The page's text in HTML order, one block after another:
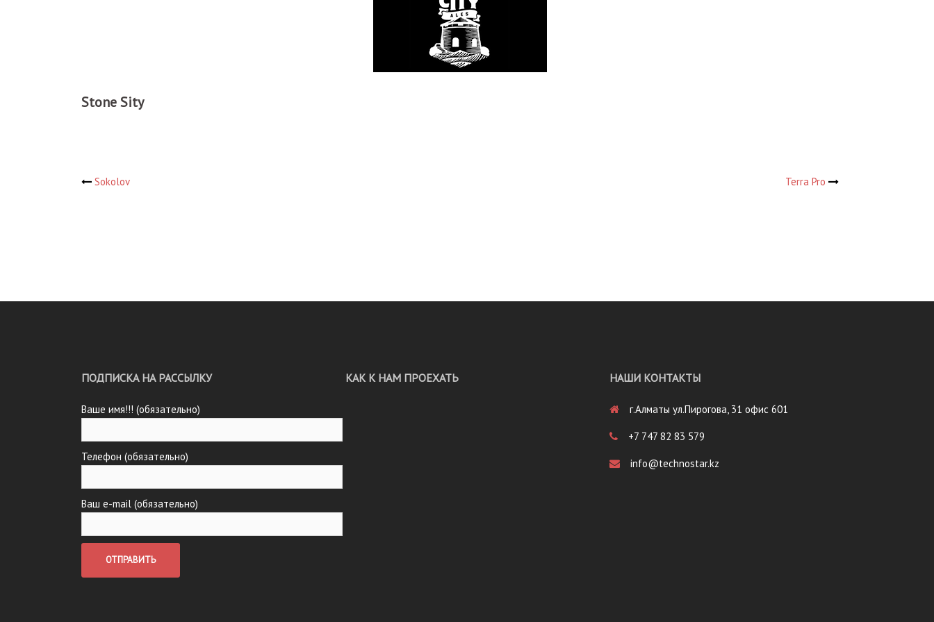
Stone Sity
Навигация
Sokolov Terra Pro
ПОДПИСКА НА РАССЫЛКУ
Ваше имя!!! (обязательно)
Телефон (обязательно)
Ваш e-mail (обязательно)
КАК К НАМ ПРОЕХАТЬ НАШИ КОНТАКТЫ
г.Алматы ул.Пирогова, 31 офис 601
+7 747 82 83 579
info@technostar.kz